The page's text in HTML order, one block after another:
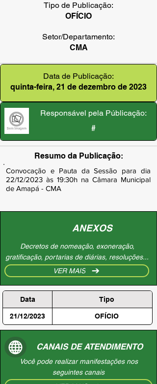
Tipo de Publicação:
OFÍCIO
Setor/Departamento:
CMA
Data de Publicação:
quinta-feira, 21 de dezembro de 2023
Responsável pela Públicação:
#
Resumo da Publicação:
Convocação e Pauta da Sessão para dia
22/12/2023 às 19:30h na Câmara Municipal
de Amapá - CMA
ANEXOS
Decretos de nomeação, exoneração,
gratificação, portarias de diárias, resoluções...
VER MAIS
Data Tipo
21/12/2023 OFÍCIO
CANAIS DE ATENDIMENTO
Você pode realizar manifestações nos
seguintes canais